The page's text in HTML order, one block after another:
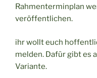
Rahmenterminplan
veröffentlichen.
ihr wollt euch
melden. Dafür gibt es
Variante.